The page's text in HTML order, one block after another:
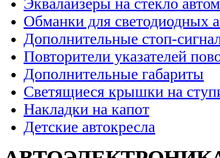
Эквалайзеры на стекло
Обманки для светодиодных
Дополнительные стоп-
Повторители указателей
Дополнительные габариты
Светящиеся крышки на
Накладки на капот
Детские автокресла